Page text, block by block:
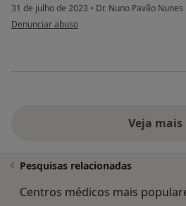
31 de julho de 2023 • Dr. Nuno Pavão Nunes
na opinião do utilizador Rita Melo
Denunciar abuso
Veja mais
Pesquisas relacionadas
Centros médicos mais